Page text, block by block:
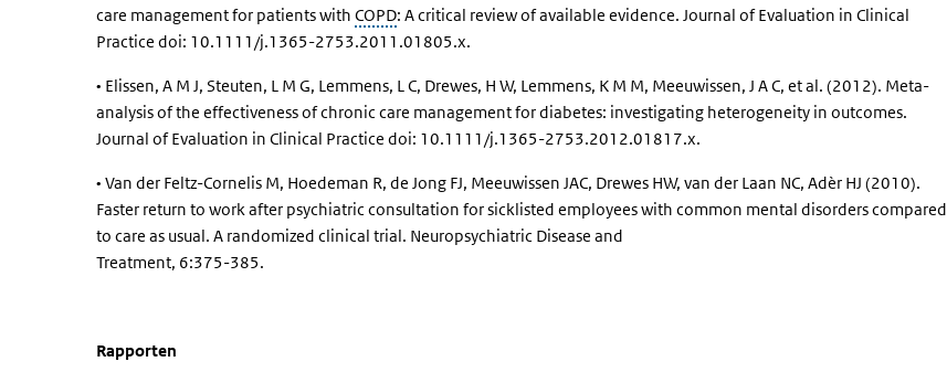
care management for patients with COPD: A critical review of available evidence. Journal of Evaluation in Clinical
Practice doi: 10.1111/j.1365-2753.2011.01805.x.
• Elissen, A M J, Steuten, L M G, Lemmens, L C, Drewes, H W, Lemmens, K M M, Meeuwissen, J A C, et al. (2012). Meta-
analysis of the effectiveness of chronic care management for diabetes: investigating heterogeneity in outcomes.
Journal of Evaluation in Clinical Practice doi: 10.1111/j.1365-2753.2012.01817.x.
• Van der Feltz-Cornelis M, Hoedeman R, de Jong FJ, Meeuwissen JAC, Drewes HW, van der Laan NC, Adèr HJ (2010).
Faster return to work after psychiatric consultation for sicklisted employees with common mental disorders compared
to care as usual. A randomized clinical trial. Neuropsychiatric Disease and
Treatment, 6:375-385.
Rapporten